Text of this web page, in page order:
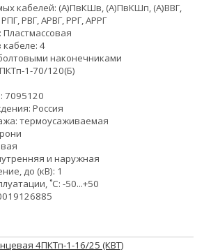
кабелей: (А)ПвКШв, (А)ПвКШп, (А)ВВГ,
РПГ, РВГ, АРВГ, РРГ, АРРГ
кабеле: 4
наконечниками
1-70/120(Б)
7095120
Россия
термоусаживаемая
и наружная
до (кВ): 1
˚С: -50...+50
4ПКТп-1-16/25 (КВТ)